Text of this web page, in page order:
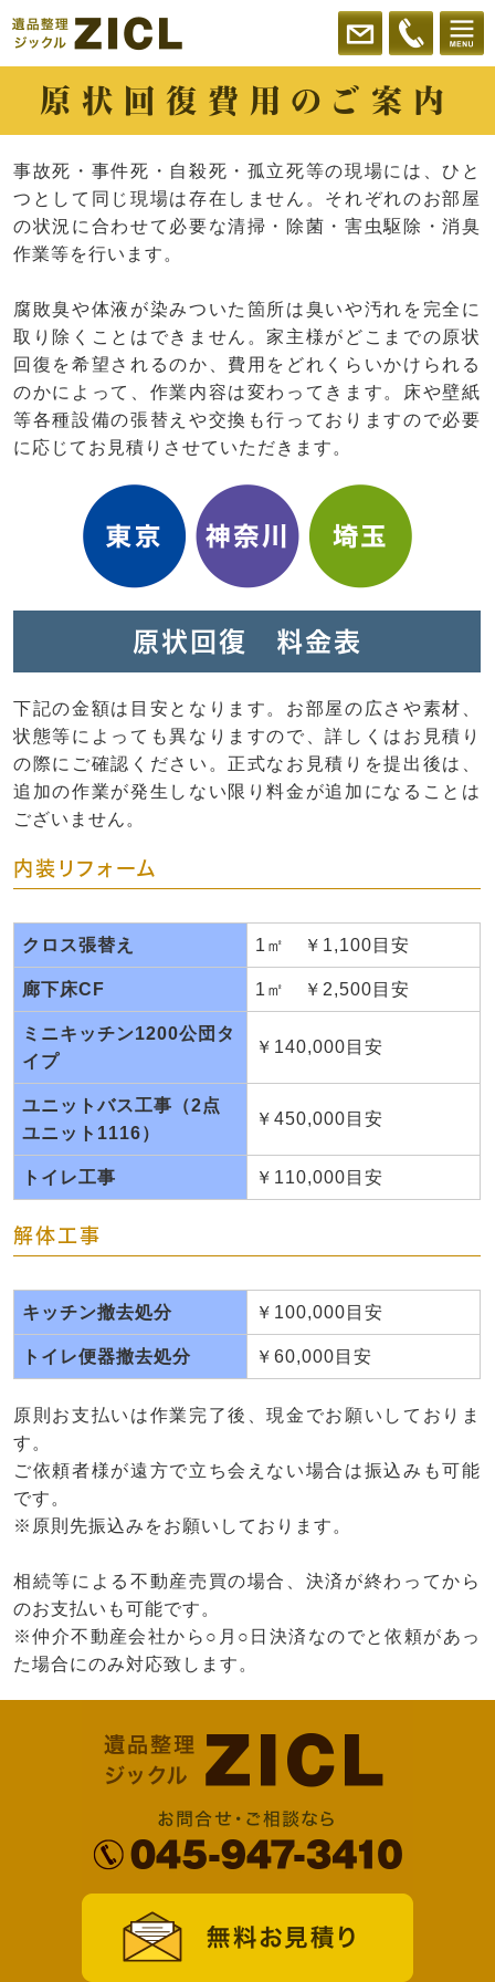
原状回復費用のご案内
事故死・事件死・自殺死・孤立死等の現場には、ひと
つとして同じ現場は存在しません。それぞれのお部屋
の状況に合わせて必要な清掃・除菌・害虫駆除・消臭
作業等を行います。
腐敗臭や体液が染みついた箇所は臭いや汚れを完全に
取り除くことはできません。家主様がどこまでの原状
回復を希望されるのか、費用をどれくらいかけられる
のかによって、作業内容は変わってきます。床や壁紙
等各種設備の張替えや交換も行っておりますので必要
に応じてお見積りさせていただきます。
原状回復 料金表
下記の金額は目安となります。お部屋の広さや素材、
状態等によっても異なりますので、詳しくはお見積り
の際にご確認ください。正式なお見積りを提出後は、
追加の作業が発生しない限り料金が追加になることは
ございません。
内装リフォーム
クロス張替え 1㎡ ￥1,100目安
廊下床CF 1㎡ ￥2,500目安
ミニキッチン1200公団タ
イプ
￥140,000目安
ユニットバス工事（2点
ユニット1116）
￥450,000目安
トイレ工事 ￥110,000目安
解体工事
キッチン撤去処分 ￥100,000目安
トイレ便器撤去処分 ￥60,000目安
原則お支払いは作業完了後、現金でお願いしておりま
す。
ご依頼者様が遠方で立ち会えない場合は振込みも可能
です。
※原則先振込みをお願いしております。
相続等による不動産売買の場合、決済が終わってから
のお支払いも可能です。
※仲介不動産会社から○月○日決済なのでと依頼があっ
た場合にのみ対応致します。